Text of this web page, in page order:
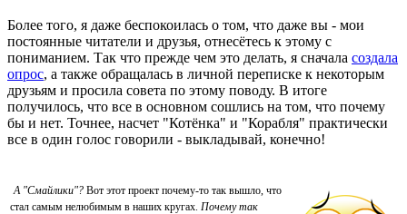
Более того, я даже беспокоилась о том, что даже вы - мои
постоянные читатели и друзья, отнесётесь к этому с
пониманием. Так что прежде чем это делать, я сначала создала
опрос, а также обращалась в личной переписке к некоторым
друзьям и просила совета по этому поводу. В итоге
получилось, что все в основном сошлись на том, что почему
бы и нет. Точнее, насчет "Котёнка" и "Корабля" практически
все в один голос говорили - выкладывай, конечно!
А "Смайлики"? Вот этот проект почему-то так вышло, что
стал самым нелюбимым в наших кругах. Почему так